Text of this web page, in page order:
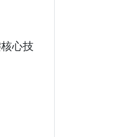
心技